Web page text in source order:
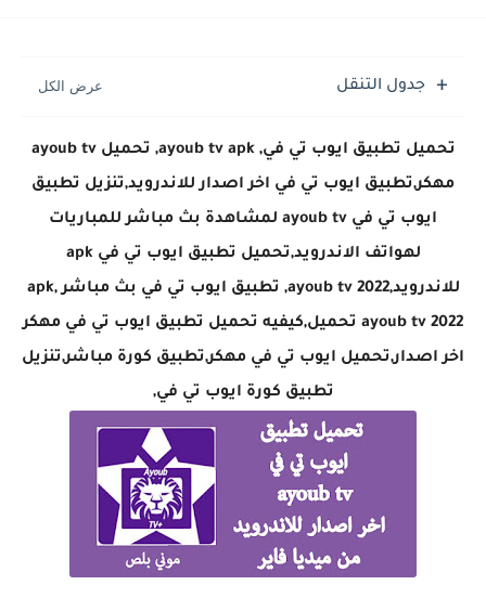
جدول التنقل
تحميل تطبيق ايوب تي في, ayoub tv apk, تحميل ayoub tv
مهكر,تطبيق ايوب تي في اخر اصدار للاندرويد,تنزيل تطبيق
ايوب تي في ayoub tv لمشاهدة بث مباشر للمباريات
لهواتف الاندرويد,تحميل تطبيق ايوب تي في apk
للاندرويد,2022 ayoub tv, تطبيق ايوب تي في بث مباشر apk,
ayoub tv 2022 تحميل,كيفيه تحميل تطبيق ايوب تي في مهكر
اخر اصدار,تحميل ايوب تي في مهكر,تطبيق كورة مباشر,تنزيل
تطبيق كورة ايوب تي في,